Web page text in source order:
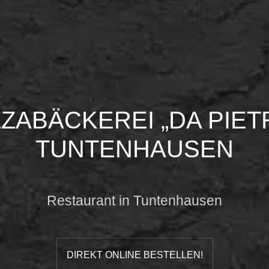
„DA
TUNTENHAUSEN
Restaurant in Tuntenhausen
DIREKT ONLINE BESTELLEN!